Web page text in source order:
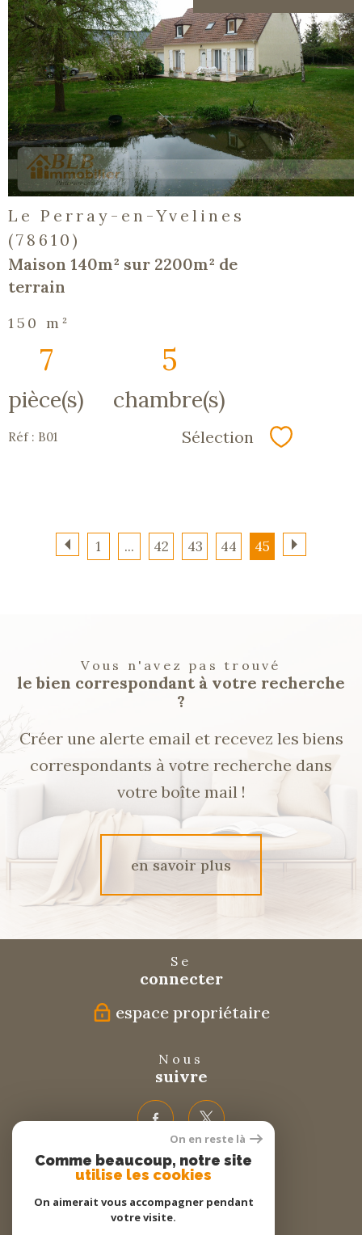
voir le
bien
Le Perray-en-Yvelines
(78610)
Maison 140m² sur 2200m² de
terrain
150 m²
7
pièce(s)
5
chambre(s)
Réf : B01 Sélection
1 ... 42 43 44 45
Vous n'avez pas trouvé
le bien correspondant à votre recherche
?
Créer une alerte email et recevez les biens
correspondants à votre recherche dans
votre boîte mail !
en savoir plus
Se
connecter
espace propriétaire
Nous
suivre
Nous
On en reste là
Comme beaucoup, notre site
utilise les cookies
On aimerait vous accompagner pendant
votre visite.